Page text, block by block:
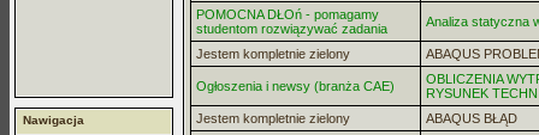
Nawigacja
POMOCNA DŁOń - pomagamy
studentom rozwiązywać zadania
Analiza statyczna
Jestem kompletnie zielony ABAQUS
Ogłoszenia i newsy (branża CAE)
OBLICZENIA
RYSUNEK
Jestem kompletnie zielony
ABAQUS BŁĄD